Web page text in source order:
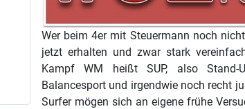
Wer beim 4er mit Steuermann noch
jetzt erhalten und zwar stark
Kampf WM heißt SUP, also Stand-
Balancesport und irgendwie noch recht
Surfer mögen sich an eigene frühe